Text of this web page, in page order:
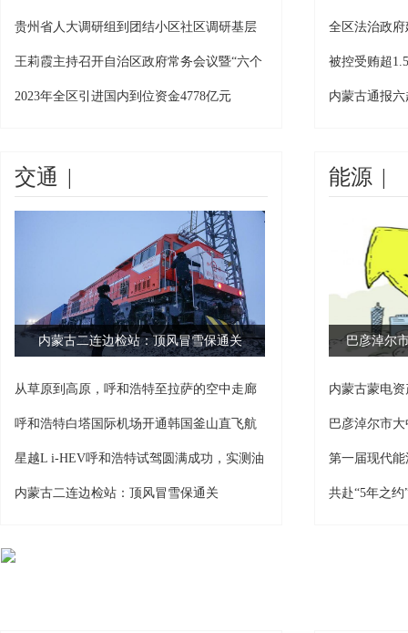
特举
贵州省人大调研组到团结小区社区调研基层
治理
王莉霞主持召开自治区政府常务会议暨“六个
工
2023年全区引进国内到位资金4778亿元
包头
全区法治政
被控受贿超
贿
内蒙古通报
交通 |
内蒙古二连边检站：顶风冒雪保通关
从草原到高原，呼和浩特至拉萨的空中走廊
正式
呼和浩特白塔国际机场开通韩国釜山直飞航
线
星越L i-HEV呼和浩特试驾圆满成功，实测油
耗
内蒙古二连边检站：顶风冒雪保通关
能源 |
巴彦淖尔
内蒙古蒙电
工作
巴彦淖尔市
第一届现代
共赴“5年之